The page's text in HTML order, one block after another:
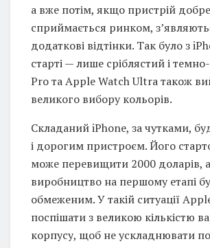
а вже потім, якщо пристрій добре
сприймається ринком,
додаткові відтінки. Так було з
старті — лише сріблястий і
Pro та Apple Watch Ultra також
великого вибору кольорів.
Складаний iPhone, за чутками,
і дорогим пристроєм. Його
може перевищити 2000 доларів, а
виробництво на першому етапі
обмеженим. У такій ситуації
поспішати з великою кількістю
корпусу, щоб не ускладнювати